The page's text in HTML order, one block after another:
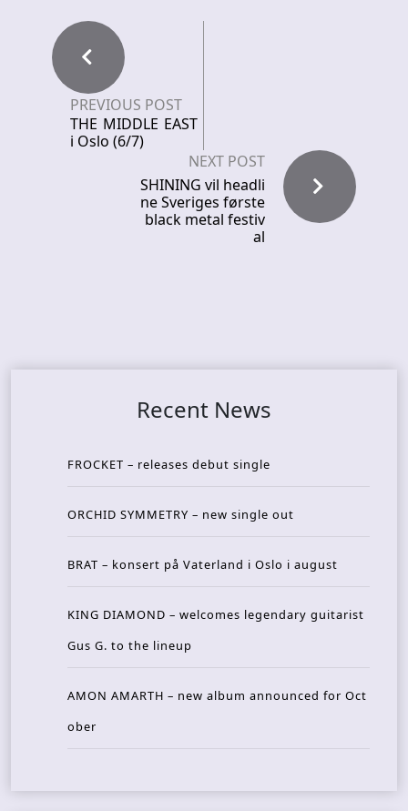
PREVIOUS POST
THE MIDDLE EAST
i Oslo (6/7)
NEXT POST
SHINING vil headli
ne Sveriges første
black metal festiv
al
Recent News
FROCKET – releases debut single
ORCHID SYMMETRY – new single out
BRAT – konsert på Vaterland i Oslo i august
KING DIAMOND – welcomes legendary guitarist
Gus G. to the lineup
AMON AMARTH – new album announced for Oct
ober